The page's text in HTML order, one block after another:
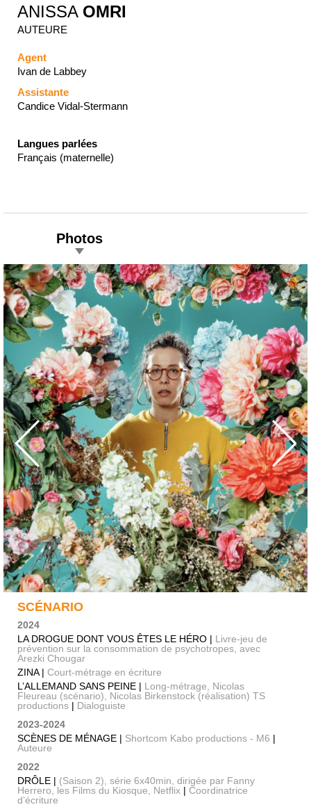
ANISSA OMRI
AUTEURE
Agent
Ivan de Labbey
Assistante
Candice Vidal-Stermann
Langues parlées
Français (maternelle)
Photos
SCÉNARIO
2024
LA DROGUE DONT VOUS ÊTES LE HÉRO | Livre-jeu de
prévention sur la consommation de psychotropes, avec
Arezki Chougar
ZINA | Court-métrage en écriture
L’ALLEMAND SANS PEINE | Long-métrage, Nicolas
Fleureau (scénario), Nicolas Birkenstock (réalisation) TS
productions | Dialoguiste
2023-2024
SCÈNES DE MÉNAGE | Shortcom Kabo productions - M6 |
Auteure
2022
DRÔLE | (Saison 2), série 6x40min, dirigée par Fanny
Herrero, les Films du Kiosque, Netflix | Coordinatrice
d’écriture